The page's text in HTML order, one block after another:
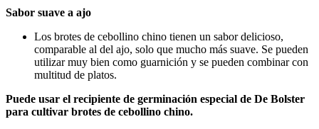
Sabor suave a ajo
Los brotes de cebollino chino tienen un sabor delicioso,
comparable al del ajo, solo que mucho más suave. Se pueden
utilizar muy bien como guarnición y se pueden combinar con
multitud de platos.
Puede usar el recipiente de germinación especial de De Bolster
para cultivar brotes de cebollino chino.